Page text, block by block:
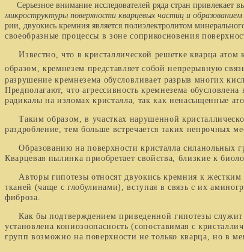
Серьез­ное внимание исследователей ряда стран
микроструктуры поверхности квар­цевых частиц и образованием
рии, двуокись кремния является полиэлектролитом
своеобразные процессы в зоне сопри­косновения
Известно, что в кристаллической решетке кварца атом
образом, кремнезем представляет собой не­прерывную
разрушение кремнезема обуслов­ливает разрыв многих
Предполагают, что агрессив­ность кремнезема
радикалы на изломах кристалла, так как ненасыщенные
Таким образом, в участках нарушенной
раздробление, тем больше встречается таких непроч­ных
Образованию на поверхности кристалла силанольных
Кварцевая пылинка приобретает свойства, близкие к
Авторы гипотезы относят двуокись кремния к жестким
тканей (чаще с глобулинами), вступая в связь с их
фиброза.
Как бы подтверждением приведенной гипотезы служит
установлена кониозоопасность (сопоставимая с
групп возможно на поверхности не только квар­ца, но в